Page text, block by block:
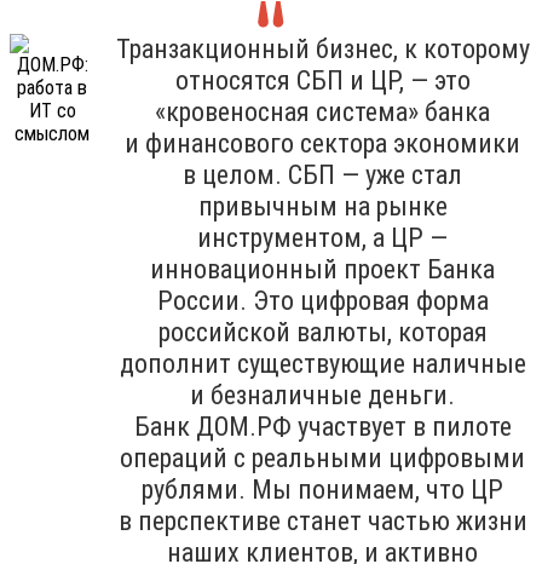
Транзакционный бизнес, к которому
относятся СБП и ЦР, — это
«кровеносная система» банка
и финансового сектора экономики
в целом. СБП — уже стал
привычным на рынке
инструментом, а ЦР —
инновационный проект Банка
России. Это цифровая форма
российской валюты, которая
дополнит существующие наличные
и безналичные деньги.
Банк ДОМ.РФ участвует в пилоте
операций с реальными цифровыми
рублями. Мы понимаем, что ЦР
в перспективе станет частью жизни
наших клиентов, и активно